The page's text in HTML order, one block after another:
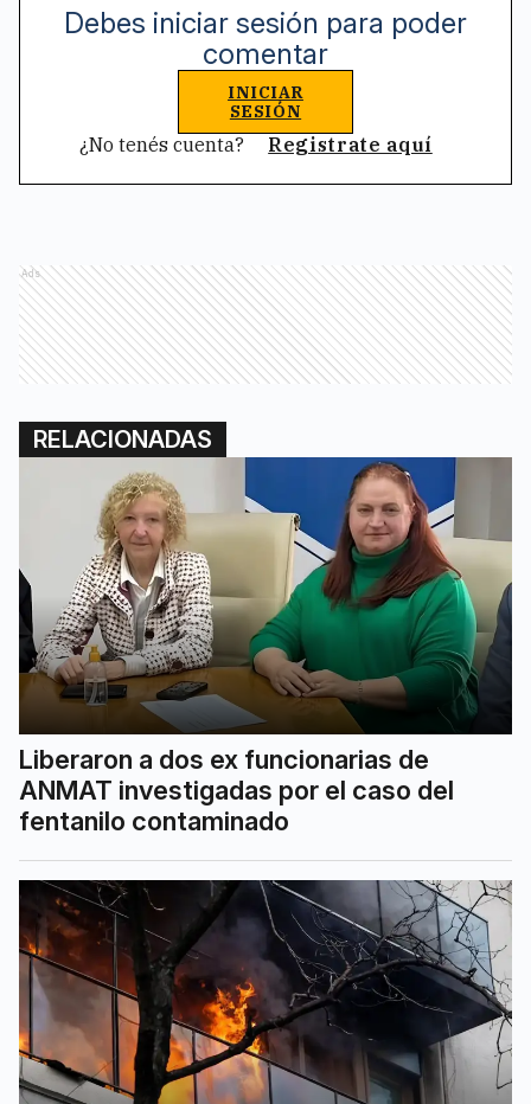
Debes iniciar sesión para poder
comentar
INICIAR
SESIÓN
¿No tenés cuenta? Registrate aquí
Ads
RELACIONADAS
Liberaron a dos ex funcionarias de
ANMAT investigadas por el caso del
fentanilo contaminado